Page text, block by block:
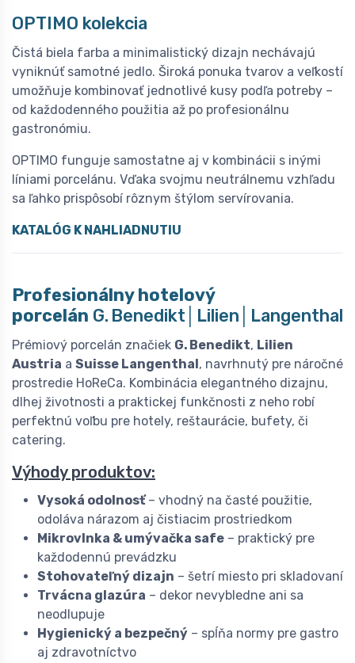
OPTIMO kolekcia
Čistá biela farba a minimalistický dizajn nechávajú
vyniknúť samotné jedlo. Široká ponuka tvarov a veľkostí
umožňuje kombinovať jednotlivé kusy podľa potreby –
od každodenného použitia až po profesionálnu
gastronómiu.
OPTIMO funguje samostatne aj v kombinácii s inými
líniami porcelánu. Vďaka svojmu neutrálnemu vzhľadu
sa ľahko prispôsobí rôznym štýlom servírovania.
KATALÓG K NAHLIADNUTIU
Profesionálny hotelový
porcelán G. Benedikt│Lilien│Langenthal
Prémiový porcelán značiek G. Benedikt, Lilien
Austria a Suisse Langenthal , navrhnutý pre náročné
prostredie HoReCa. Kombinácia elegantného dizajnu,
dlhej životnosti a praktickej funkčnosti z neho robí
perfektnú voľbu pre hotely, reštaurácie, bufety, či
catering.
Výhody produktov:
Vysoká odolnosť– vhodný na časté použitie,
odoláva nárazom aj čistiacim prostriedkom
Mikrovlnka & umývačka safe – praktický pre
každodennú prevádzku
Stohovateľný dizajn – šetrí miesto pri skladovaní
Trvácna glazúra – dekor nevybledne ani sa
neodlupuje
Hygienický a bezpečný – spĺňa normy pre gastro
aj zdravotníctvo